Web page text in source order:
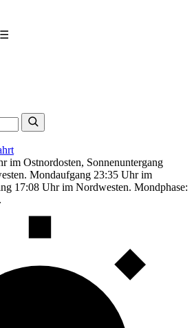
☰
im Ostnordosten, Sonnenuntergang
Mondaufgang 23:35 Uhr im
17:08 Uhr im Nordwesten. Mondphase: